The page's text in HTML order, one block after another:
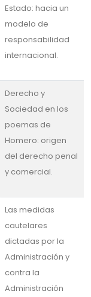
Estado: hacia un
modelo de
responsabilidad
internacional.
Derecho y
Sociedad en los
poemas de
Homero: origen
del derecho penal
y comercial.
Las medidas
cautelares
dictadas por la
Administración y
contra la
Administración